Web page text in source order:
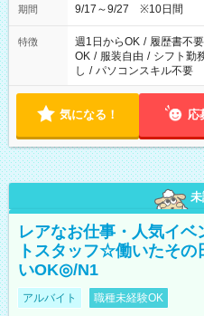
安全面に配慮しこまめな
期間 9/17～9/27 ※10日間
特徴 週1日からOK / 履歴書不要
OK / 服装自由 / シフト勤
し / パソコンスキル不要
気になる！ 応
レアなお仕事・人気イ
トスタッフ☆働いたその
いOK◎/N1
アルバイト 職種未経験OK